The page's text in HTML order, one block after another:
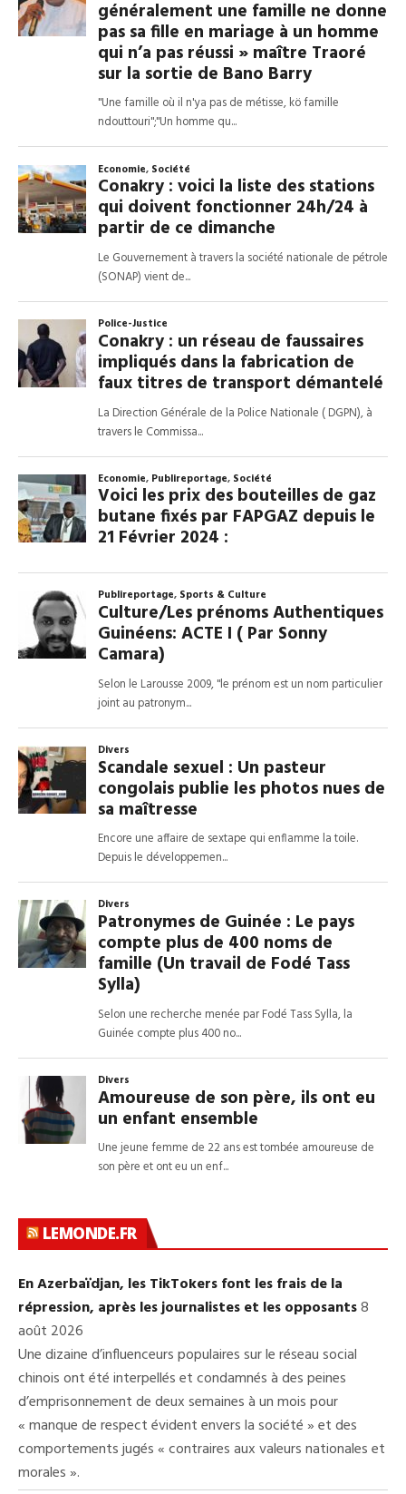
LEMONDE.FR
En Azerbaïdjan, les TikTokers font les frais de la
répression, après les journalistes et les opposants8
août 2026
Une dizaine d’influenceurs populaires sur le réseau social
chinois ont été interpellés et condamnés à des peines
d’emprisonnement de deux semaines à un mois pour
« manque de respect évident envers la société » et des
comportements jugés « contraires aux valeurs nationales et
morales ».